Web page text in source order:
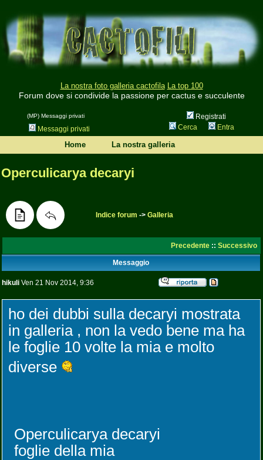
La nostra foto galleria cactofila La top 100
Forum dove si condivide la passione per cactus e succulente
(MP) Messaggi privati
Registrati
Messaggi privati
Cerca Entra
Home La nostra galleria
Operculicarya decaryi
Indice forum -> Galleria
Precedente :: Successivo
Messaggio
hikuli Ven 21 Nov 2014, 9:36
ho dei dubbi sulla decaryi mostrata
in galleria , non la vedo bene ma ha
le foglie 10 volte la mia e molto
diverse
Operculicarya decaryi
foglie della mia